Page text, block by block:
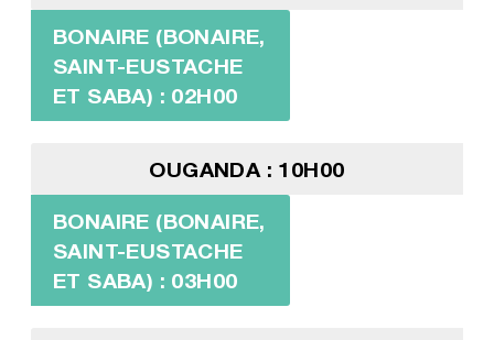
BONAIRE (BONAIRE,
SAINT-EUSTACHE
ET SABA) : 02H00
OUGANDA : 10H00
BONAIRE (BONAIRE,
SAINT-EUSTACHE
ET SABA) : 03H00